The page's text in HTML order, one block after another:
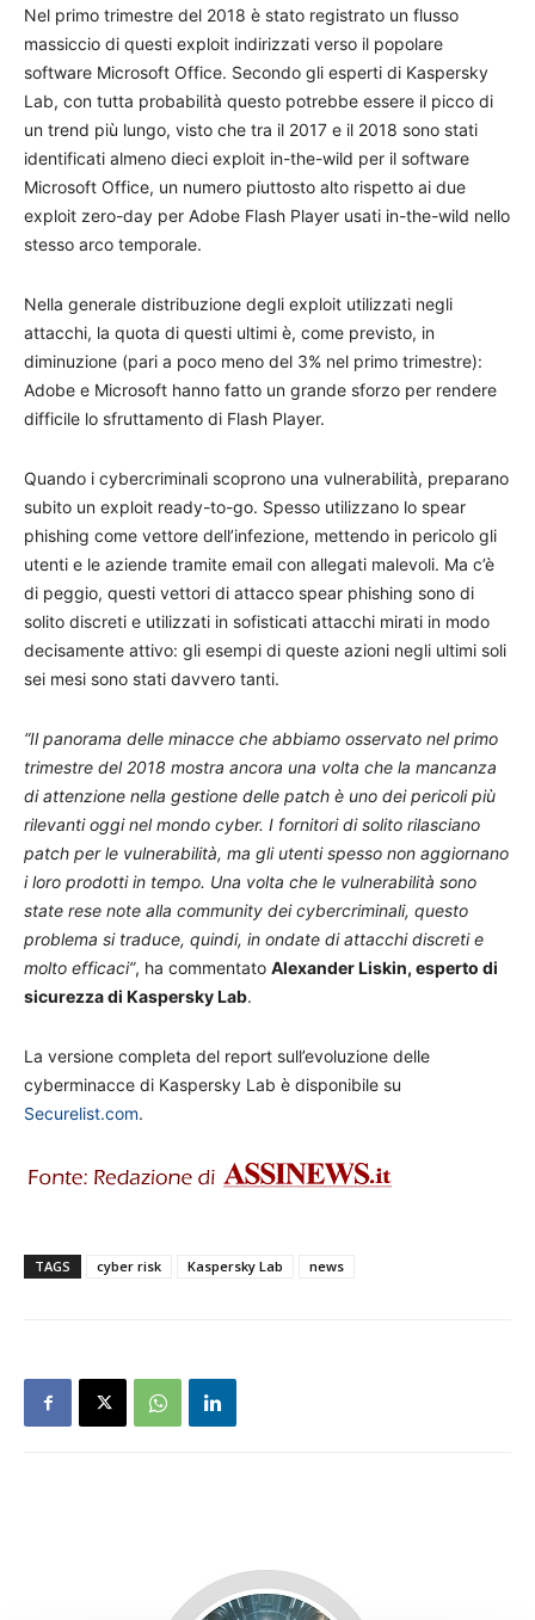
Nel primo trimestre del 2018 è stato registrato un flusso
massiccio di questi exploit indirizzati verso il popolare
software Microsoft Office. Secondo gli esperti di Kaspersky
Lab, con tutta probabilità questo potrebbe essere il picco di
un trend più lungo, visto che tra il 2017 e il 2018 sono stati
identificati almeno dieci exploit in-the-wild per il software
Microsoft Office, un numero piuttosto alto rispetto ai due
exploit zero-day per Adobe Flash Player usati in-the-wild nello
stesso arco temporale.
Nella generale distribuzione degli exploit utilizzati negli
attacchi, la quota di questi ultimi è, come previsto, in
diminuzione (pari a poco meno del 3% nel primo trimestre):
Adobe e Microsoft hanno fatto un grande sforzo per rendere
difficile lo sfruttamento di Flash Player.
Quando i cybercriminali scoprono una vulnerabilità, preparano
subito un exploit ready-to-go. Spesso utilizzano lo spear
phishing come vettore dell’infezione, mettendo in pericolo gli
utenti e le aziende tramite email con allegati malevoli. Ma c’è
di peggio, questi vettori di attacco spear phishing sono di
solito discreti e utilizzati in sofisticati attacchi mirati in modo
decisamente attivo: gli esempi di queste azioni negli ultimi soli
sei mesi sono stati davvero tanti.
“Il panorama delle minacce che abbiamo osservato nel primo
trimestre del 2018 mostra ancora una volta che la mancanza
di attenzione nella gestione delle patch è uno dei pericoli più
rilevanti oggi nel mondo cyber. I fornitori di solito rilasciano
patch per le vulnerabilità, ma gli utenti spesso non aggiornano
i loro prodotti in tempo. Una volta che le vulnerabilità sono
state rese note alla community dei cybercriminali, questo
problema si traduce, quindi, in ondate di attacchi discreti e
molto efficaci”, ha commentato Alexander Liskin, esperto di
sicurezza di Kaspersky Lab.
La versione completa del report sull’evoluzione delle
cyberminacce di Kaspersky Lab è disponibile su
Securelist.com.
TAGS cyber risk Kaspersky Lab news